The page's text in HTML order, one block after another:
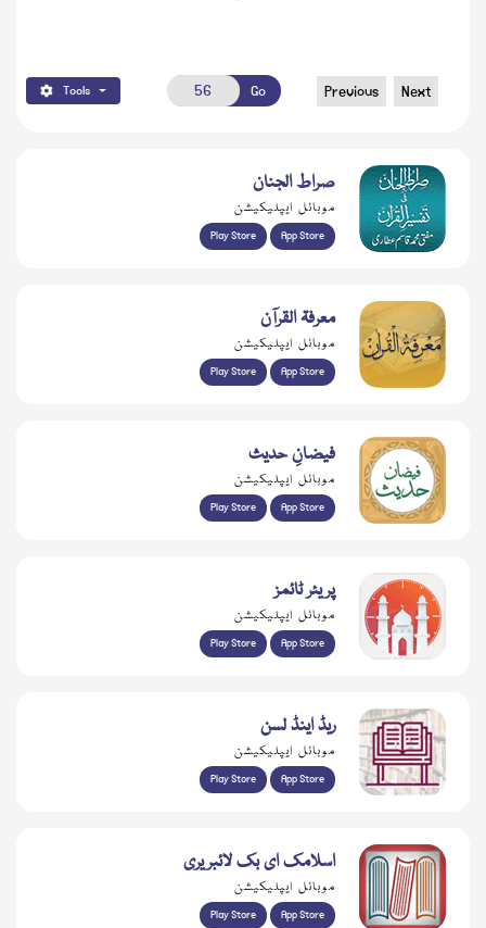
Tools Go Previous Next
صراط الجنان
موبائل ایپلیکیشن
Play Store App Store
معرفۃ القرآن
موبائل ایپلیکیشن
Play Store App Store
فیضانِ حدیث
موبائل ایپلیکیشن
Play Store App Store
پریئر ٹائمز
موبائل ایپلیکیشن
Play Store App Store
ریڈ اینڈ لسن
موبائل ایپلیکیشن
Play Store App Store
اسلامک ای بک لائبریری
موبائل ایپلیکیشن
Play Store App Store